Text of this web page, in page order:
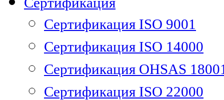
Сертификация ISO 9001
Сертификация ISO 14000
Сертификация OHSAS
Сертификация ISO 22000